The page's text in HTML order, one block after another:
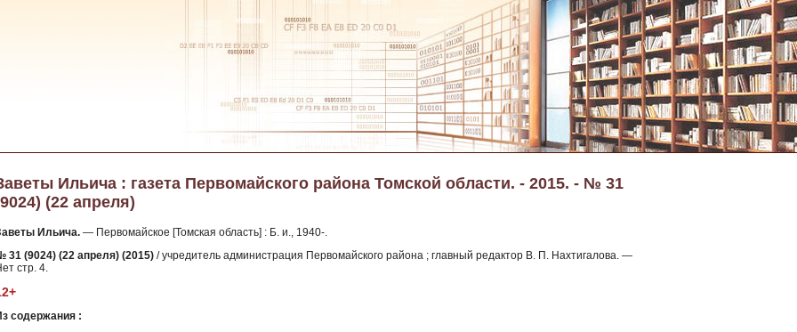
Ильича : газета Первомайского района Томской области. - 2015. - № 31
(22 апреля)
Ильича. — Первомайское [Томская область] : Б. и., 1940-.
31 (9024) (22 апреля) (2015) / учредитель администрация Первомайского района ; главный редактор В. П. Нахтигалова. —
стр. 4.
содержания :